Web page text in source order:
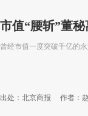
市值“腰斩”董
曾经市值一度突破千亿的
出处：北京商报 作者：